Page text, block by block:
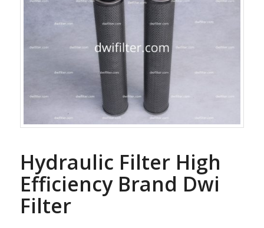
Hydraulic Filter High
Efficiency Brand Dwi
Filter